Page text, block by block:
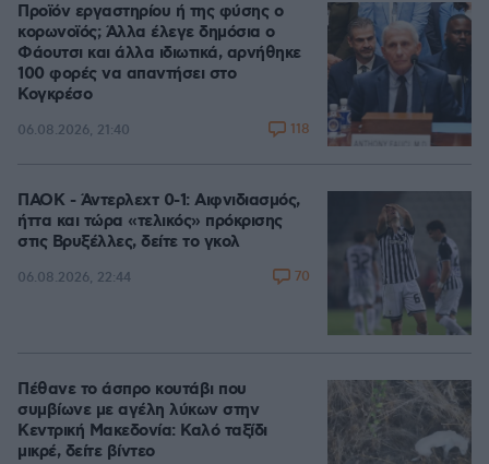
Προϊόν εργαστηρίου ή της φύσης ο
κορωνοϊός; Άλλα έλεγε δημόσια ο
Φάουτσι και άλλα ιδιωτικά, αρνήθηκε
100 φορές να απαντήσει στο
Κογκρέσο
06.08.2026, 21:40 118
ΠΑΟΚ - Άντερλεχτ 0-1: Αιφνιδιασμός,
ήττα και τώρα «τελικός» πρόκρισης
στις Βρυξέλλες, δείτε το γκολ
06.08.2026, 22:44 70
Πέθανε το άσπρο κουτάβι που
συμβίωνε με αγέλη λύκων στην
Κεντρική Μακεδονία: Καλό ταξίδι
μικρέ, δείτε βίντεο